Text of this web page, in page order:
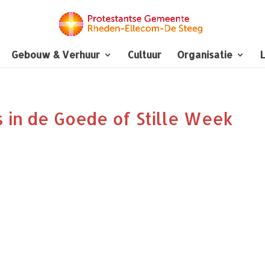
Gebouw & Verhuur Cultuur Organisatie
in de Goede of Stille Week